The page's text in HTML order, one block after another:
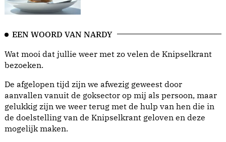
EEN WOORD VAN NARDY
Wat mooi dat jullie weer met zo velen de Knipselkrant
bezoeken.
De afgelopen tijd zijn we afwezig geweest door
aanvallen vanuit de goksector op mij als persoon, maar
gelukkig zijn we weer terug met de hulp van hen die in
de doelstelling van de Knipselkrant geloven en deze
mogelijk maken.